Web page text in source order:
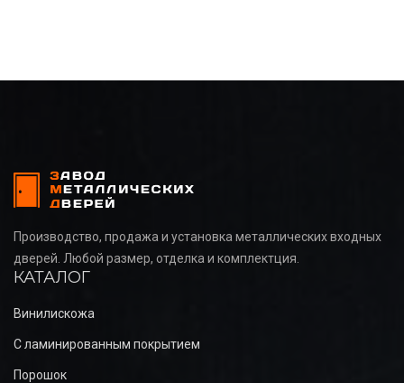
Производство, продажа и установка металлических входных
дверей. Любой размер, отделка и комплектция.
КАТАЛОГ
Винилискожа
С ламинированным покрытием
Порошок